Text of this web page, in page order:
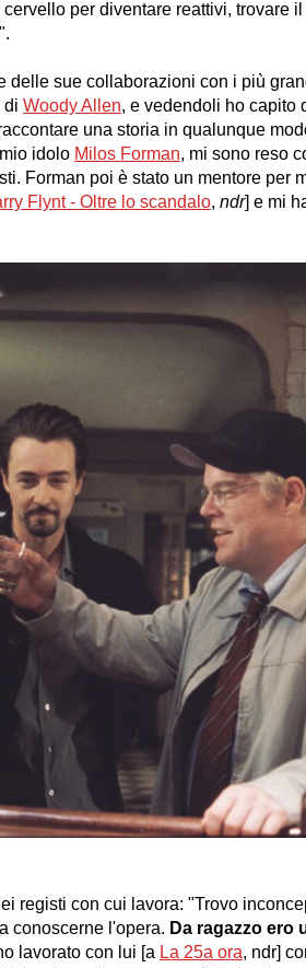
per diventare reattivi, trovare
delle sue collaborazioni con i più
di Woody Allen, e vedendoli ho capito
una storia in qualunque
idolo Milos Forman, mi sono reso
Forman poi è stato un mentore per
Flynt - Oltre lo scandalo, ndr] e mi
registi con cui lavora: "Trovo
conoscerne l'opera. Da ragazzo ero
lavorato con lui [a La 25a ora, ndr]